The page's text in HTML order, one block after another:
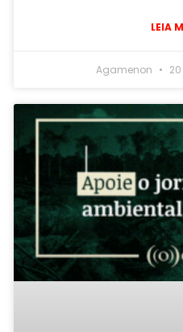
LEIA
Agamenon